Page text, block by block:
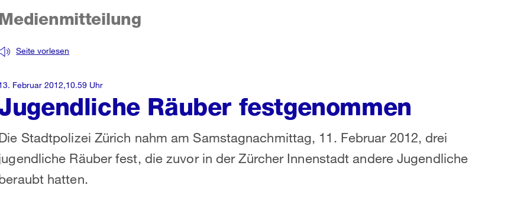
Räuber festgenommen
Seite vorlesen
Stadtpolizei Zürich nahm am Samstagnachmittag, 11. Februar 2012, drei
Räuber fest, die zuvor in der Zürcher Innenstadt andere Jugendliche
hatten.
Februar 2012,10.59 Uhr